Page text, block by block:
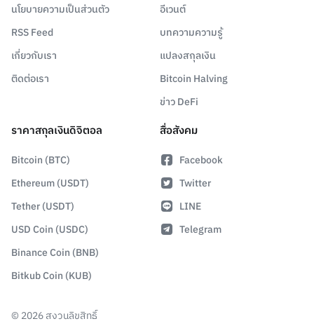
นโยบายความเป็นส่วนตัว
RSS Feed
เกี่ยวกับเรา
ติดต่อเรา
อีเวนต์
บทความความรู้
แปลงสกุลเงิน
Bitcoin Halving
ข่าว DeFi
ราคาสกุลเงินดิจิตอล
Bitcoin (BTC)
Ethereum (USDT)
Tether (USDT)
USD Coin (USDC)
Binance Coin (BNB)
Bitkub Coin (KUB)
สื่อสังคม
Facebook
Twitter
LINE
Telegram
© 2026สงวนลิขสิทธิ์